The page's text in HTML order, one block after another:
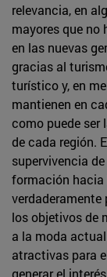
relevancia, en
mayores que no
en las nuevas
gracias al
turístico y, en
mantienen en
como puede ser
de cada región.
supervivencia
formación hacia
verdaderamente
los objetivos de
a la moda
atractivas para
generar el